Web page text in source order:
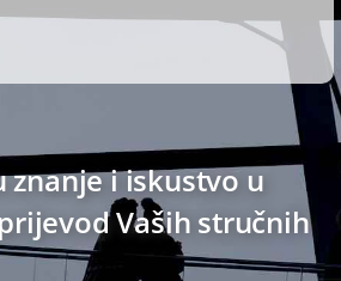
i iskustvo u
Vaših stručnih